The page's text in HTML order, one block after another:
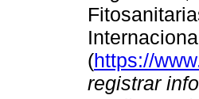
(https://
registrar